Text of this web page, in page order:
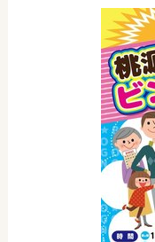
奈良健康
ご質問を